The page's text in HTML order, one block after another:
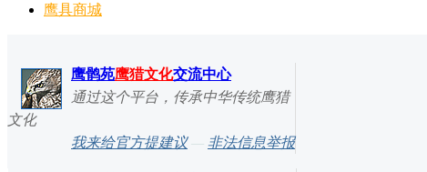
鹰具商城
鹰鹘苑鹰猎文化交流中心
通过这个平台，传承中华传统鹰猎
文化
我来给官方提建议— 非法信息举报